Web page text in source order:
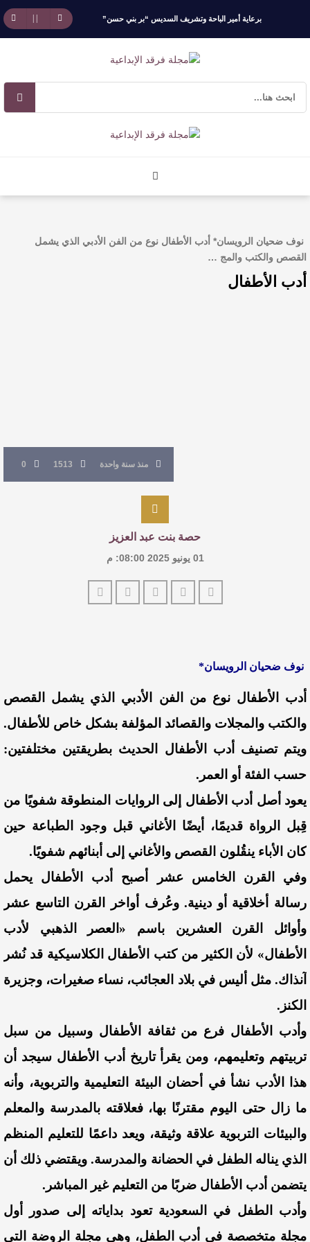
برعاية أمير الباحة وتشريف السديس “بر بني حسن”
تكرّم الفائزين بجائزة “رواد العمل التطوعي 4”
جائزة المهندس زياد الزهراني للتفوق العلمي تكرّم
الروائي جابر محمد مدخلي: أحضر داخل رواياتي
بحذر، والثقافة قوتنا الناعمة لمخاطبة العالم.
نوف ضحيان الرويسان* أدب الأطفال نوع من الفن الأدبي الذي يشمل
القصص والكتب والمج …
أدب الأطفال
منذ سنة واحدة 1513
0
حصة بنت عبد العزيز
01 يونيو 2025 08:00: م
نوف ضحيان الرويسان*
أدب الأطفال نوع من الفن الأدبي الذي يشمل القصص
والكتب والمجلات والقصائد المؤلفة بشكل خاص للأطفال.
ويتم تصنيف أدب الأطفال الحديث بطريقتين مختلفتين:
حسب الفئة أو العمر.
يعود أصل أدب الأطفال إلى الروايات المنطوقة شفويًا من
قِبل الرواة قديمًا، أيضًا الأغاني قبل وجود الطباعة حين
كان الأباء ينقُلون القصص والأغاني إلى أبنائهم شفويًا.
وفي القرن الخامس عشر أصبح أدب الأطفال يحمل
رسالة أخلاقية أو دينية. وعُرف أواخر القرن التاسع عشر
وأوائل القرن العشرين باسم «العصر الذهبي لأدب
الأطفال» لأن الكثير من كتب الأطفال الكلاسيكية قد نُشر
آنذاك. مثل أليس في بلاد العجائب، نساء صغيرات، وجزيرة
الكنز.
وأدب الأطفال فرع من ثقافة الأطفال وسبيل من سبل
تربيتهم وتعليمهم، ومن يقرأ تاريخ أدب الأطفال سيجد أن
هذا الأدب نشأ في أحضان البيئة التعليمية والتربوية، وأنه
ما زال حتى اليوم مقترنًا بها، فعلاقته بالمدرسة والمعلم
والبيئات التربوية علاقة وثيقة، ويعد داعمًا للتعليم المنظم
الذي يناله الطفل في الحضانة والمدرسة. ويقتضي ذلك أن
يتضمن أدب الأطفال ضربًا من التعليم غير المباشر.
وأدب الطفل في السعودية تعود بداياته إلى صدور أول
مجلة متخصصة في أدب الطفل، وهي مجلة الروضة التي